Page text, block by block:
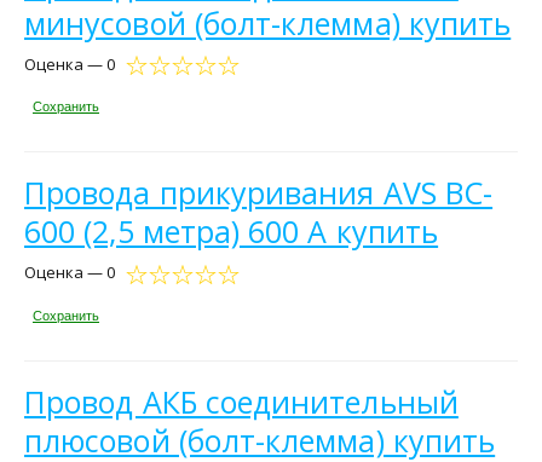
минусовой (болт-клемма) купить
Оценка — 0
Сохранить
Провода прикуривания AVS BC-
600 (2,5 метра) 600 А купить
Оценка — 0
Сохранить
Провод АКБ соединительный
плюсовой (болт-клемма) купить